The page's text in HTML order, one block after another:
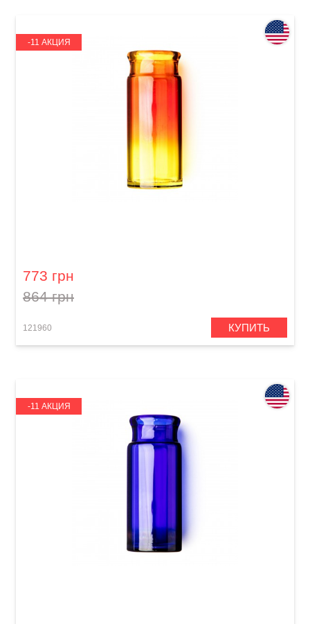
-11 АКЦИЯ
773 грн
864 грн
121960 КУПИТЬ
-11 АКЦИЯ